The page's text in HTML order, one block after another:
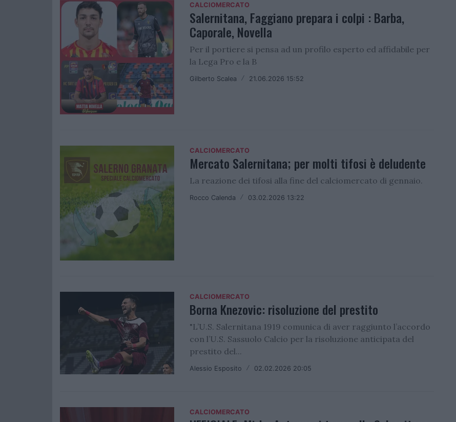
CALCIOMERCATO
Salernitana, Faggiano prepara i colpi : Barba,
Caporale, Novella
Per il portiere si pensa ad un profilo esperto ed affidabile per
la Lega Pro e la B
Gilberto Scalea / 21.06.2026 15:52
CALCIOMERCATO
Mercato Salernitana; per molti tifosi è deludente
La reazione dei tifosi alla fine del calciomercato di gennaio.
Rocco Calenda / 03.02.2026 13:22
CALCIOMERCATO
Borna Knezovic: risoluzione del prestito
"L’U.S. Salernitana 1919 comunica di aver raggiunto l’accordo
con l’U.S. Sassuolo Calcio per la risoluzione anticipata del
prestito del...
Alessio Esposito / 02.02.2026 20:05
CALCIOMERCATO